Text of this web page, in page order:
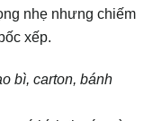
nhẹ nhưng chiếm
xếp.
bì, carton, bánh